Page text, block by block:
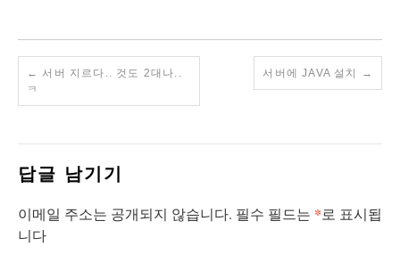
← 서버 지르다.. 것도 2대나..
ㅋ
서버에 JAVA 설치 →
답글 남기기
이메일 주소는 공개되지 않습니다. 필수 필드는 *로 표시됩
니다